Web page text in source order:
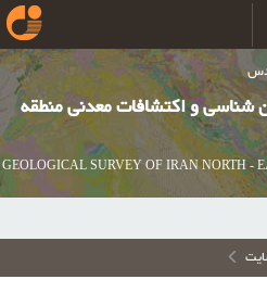
شناسی و اکتشافات معدنی منطقه
GEOLOGICAL SURVEY OF IRAN NORTH -